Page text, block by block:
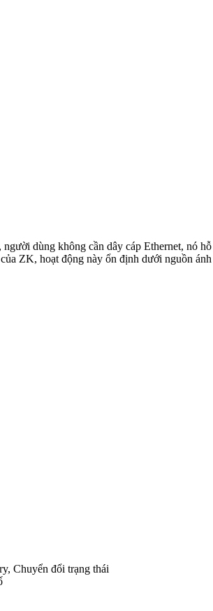
dùng không cần dây cáp Ethernet, nó
ZK, hoạt động này ổn định dưới nguồn
Chuyển đổi trạng thái